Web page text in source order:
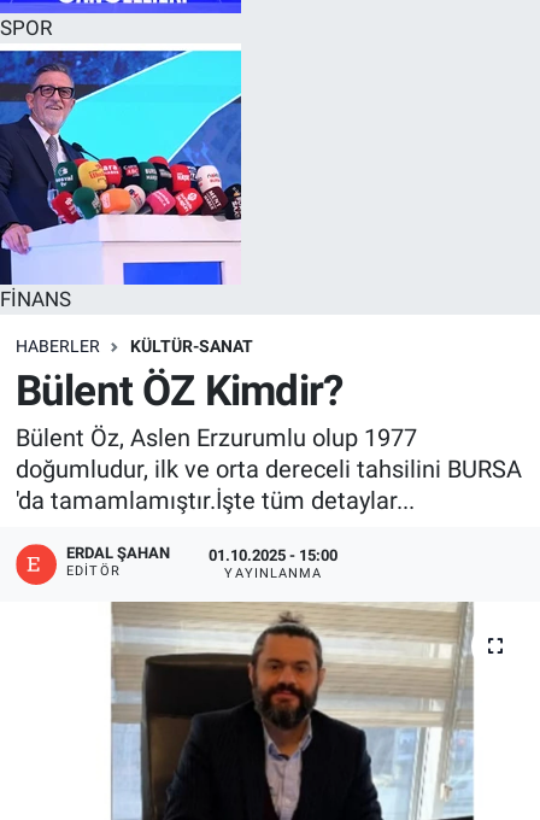
SPOR
FİNANS
HABERLER KÜLTÜR-SANAT
Bülent ÖZ Kimdir?
Bülent Öz, Aslen Erzurumlu olup 1977
doğumludur, ilk ve orta dereceli tahsilini BURSA
'da tamamlamıştır.İşte tüm detaylar...
ERDAL ŞAHAN
EDITÖR
01.10.2025 - 15:00
YAYINLANMA